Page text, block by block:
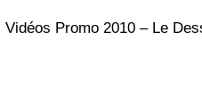
Vidéos Promo 2010 – Le